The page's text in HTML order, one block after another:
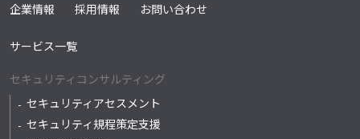
企業情報
採用情報 お問い合わせ
サービス一覧
セキュリティコンサルティング
セキュリティアセスメント
セキュリティ規程策定支援